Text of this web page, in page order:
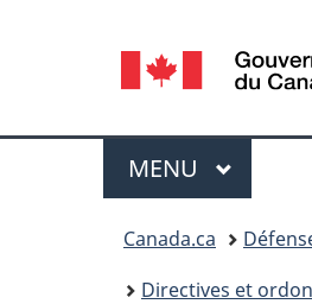
Sélection
de
la
langue
Menu
MENU PRINCIPAL
Canada.ca
Directives et